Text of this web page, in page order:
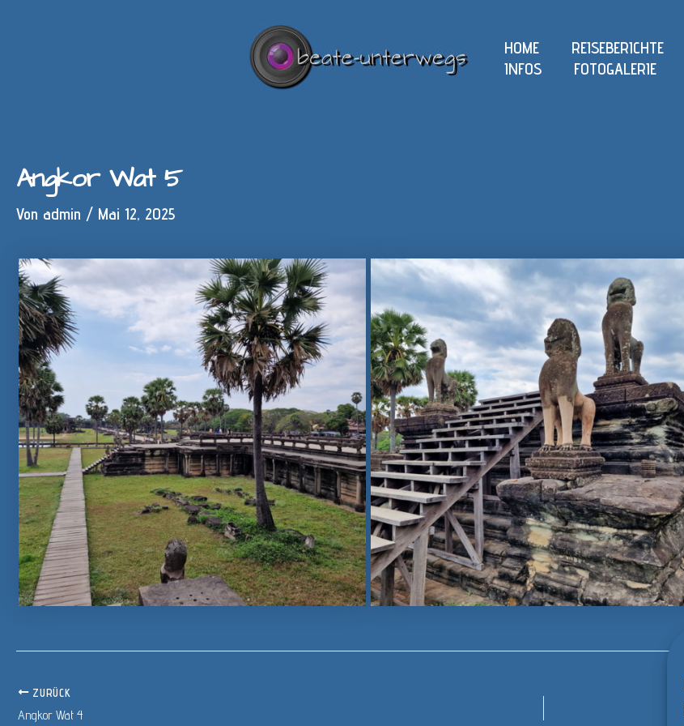
HOME REISEBERICHTE
INFOS
FOTOGALERIE
Angkor Wat 5
Von admin / Mai 12, 2025
ZURÜCK
Angkor Wat 4